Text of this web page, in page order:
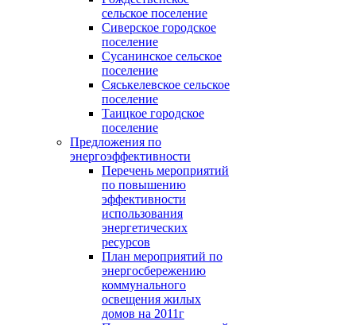
сельское поселение
Сиверское городское
поселение
Сусанинское сельское
поселение
Сяськелевское сельское
поселение
Таицкое городское
поселение
Предложения по
энергоэффективности
Перечень мероприятий
по повышению
эффективности
использования
энергетических
ресурсов
План мероприятий по
энергосбережению
коммунального
освещения жилых
домов на 2011г